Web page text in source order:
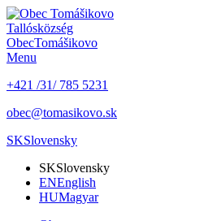
Tallósközség
ObecTomášikovo
Menu
+421 /31/ 785 5231
obec@tomasikovo.sk
SKSlovensky
SKSlovensky
ENEnglish
HUMagyar